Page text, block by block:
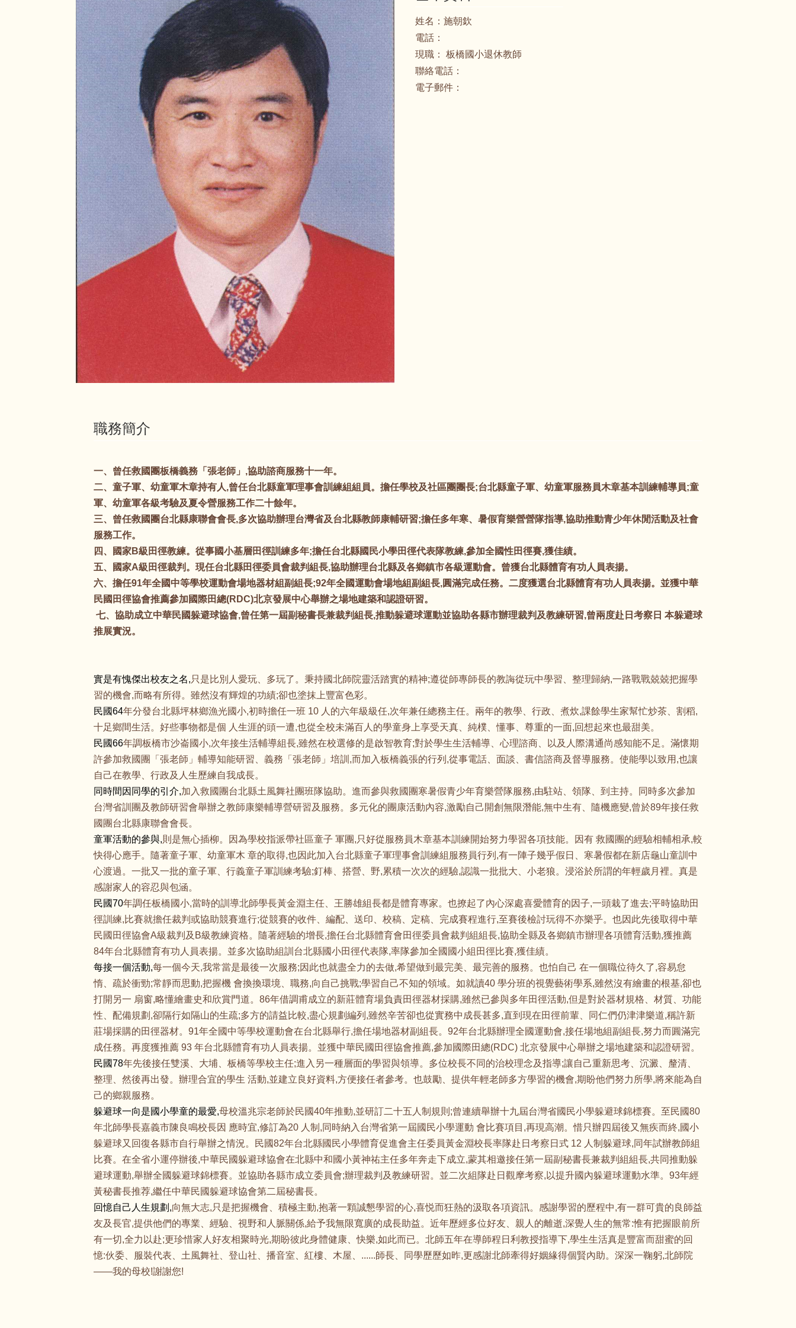
姓名： 施朝欽
電話：
現職：
板橋國小退休教師
聯絡電話：
電子郵件：
職務簡介
一、曾任救國團板橋義務「張老師」,協助諮商服務十一年。
二、童子軍、幼童軍木章持有人,曾任台北縣童軍理事會訓練組組員。擔任學校及社區團團長;台北縣童子軍、幼童軍服務員木章基本訓練輔導員;童
軍、幼童軍各級考驗及夏令營服務工作二十餘年。
三、曾任救國團台北縣康聯會會長,多次協助辦理台灣省及台北縣教師康輔研習;擔任多年寒、暑假育樂營營隊指導,協助推動青少年休閒活動及社會
服務工作。
四、國家B級田徑教練。從事國小基層田徑訓練多年;擔任台北縣國民小學田徑代表隊教練,參加全國性田徑賽,獲佳績。
五、國家A級田徑裁判。現任台北縣田徑委員會裁判組長,協助辦理台北縣及各鄉鎮市各級運動會。曾獲台北縣體育有功人員表揚。
六、擔任91年全國中等學校運動會場地器材組副組長;92年全國運動會場地組副組長,圓滿完成任務。二度獲選台北縣體育有功人員表揚。並獲中華
民國田徑協會推薦參加國際田總(RDC)北京發展中心舉辦之場地建築和認證研習。
七、協助成立中華民國躲避球協會,曾任第一屆副秘書長兼裁判組長,推動躲避球運動並協助各縣市辦理裁判及教練研習,曾兩度赴日考察日 本躲避球
推展實況。
實是有愧傑出校友之名, 只是比別人愛玩、多玩了。秉持國北師院靈活踏實的精神;遵從師專師長的教誨從玩中學習、整理歸納,一路戰戰兢兢把握學
習的機會,而略有所得。雖然沒有輝煌的功績;卻也塗抹上豐富色彩。
民國64年分發台北縣坪林鄉漁光國小,初時擔任一班 10 人的六年級級任,次年兼任總務主任。兩年的教學、行政、煮炊,課餘學生家幫忙炒茶、割稻,
十足鄉間生活。好些事物都是個 人生涯的頭一遭,也從全校未滿百人的學童身上享受天真、純樸、懂事、尊重的一面,回想起來也最甜美。
民國66年調板橋市沙崙國小,次年接生活輔導組長,雖然在校選修的是啟智教育;對於學生生活輔導、心理諮商、以及人際溝通尚感知能不足。滿懷期
許參加救國團「張老師」輔導知能研習、義務「張老師」培訓,而加入板橋義張的行列,從事電話、面談、書信諮商及督導服務。使能學以致用,也讓
自己在教學、行政及人生歷練自我成長。
同時間因同學的引介,加入救國團台北縣土風舞社團班隊協助。進而參與救國團寒暑假青少年育樂營隊服務,由駐站、領隊、到主持。同時多次參加
台灣省訓團及教師研習會舉辦之教師康樂輔導營研習及服務。多元化的團康活動內容,激勵自己開創無限潛能,無中生有、隨機應變,曾於89年接任救
國團台北縣康聯會會長。
童軍活動的參與,則是無心插柳。因為學校指派帶社區童子 軍團, 只好從服務員木章基本訓練開始努力學習各項技能。因有 救國團的經驗相輔相承,較
快得心應手。隨著童子軍、幼童軍木 章的取得,也因此加入台北縣童子軍理事會訓練組服務員行列,有一陣子幾乎假日、寒暑假都在新店龜山童訓中
心渡過。一批又一批的童子軍、行義童子軍訓練考驗;釘棒、搭營、野,累積一次次的經驗,認識一批批大、小老狼。浸浴於所謂的年輕歲月裡。真是
感謝家人的容忍與包涵。
民國70年調任板橋國小,當時的訓導北師學長黃金淵主任、王勝雄組長都是體育專家。也撩起了內心深處喜愛體育的因子,一頭栽了進去;平時協助田
徑訓練,比賽就擔任裁判或協助競賽進行;從競賽的收件、編配、送印、校稿、定稿、完成賽程進行,至賽後檢討玩得不亦樂乎。也因此先後取得中華
民國田徑協會A級裁判及B級教練資格。隨著經驗的增長,擔任台北縣體育會田徑委員會裁判組組長,協助全縣及各鄉鎮市辦理各項體育活動,獲推薦
84年台北縣體育有功人員表揚。並多次協助組訓台北縣國小田徑代表隊,率隊參加全國國小組田徑比賽,獲佳績。
每接一個活動,每一個今天,我常當是最後一次服務;因此也就盡全力的去做,希望做到最完美、最完善的服務。也怕自己 在一個職位待久了,容易怠
惰、疏於衝勁;常靜而思動,把握機 會換換環境、職務,向自己挑戰;學習自己不知的領域。如就讀40 學分班的視覺藝術學系,雖然沒有繪畫的根基,卻也
打開另一 扇窗,略懂繪畫史和欣賞門道。86年借調甫成立的新莊體育場負責田徑器材採購,雖然已參與多年田徑活動,但是對於器材規格、材質、功能
性、配備規劃,卻隔行如隔山的生疏;多方的請益比較,盡心規劃編列,雖然辛苦卻也從實務中成長甚多,直到現在田徑前輩、同仁們仍津津樂道,稱許新
莊場採購的田徑器材。91年全國中等學校運動會在台北縣舉行,擔任場地器材副組長。92年台北縣辦理全國運動會,接任場地組副組長,努力而圓滿完
成任務。再度獲推薦 93 年台北縣體育有功人員表揚。並獲中華民國田徑協會推薦,參加國際田總(RDC) 北京發展中心舉辦之場地建築和認證研習。
民國78年先後接任雙溪、大埔、板橋等學校主任;進入另一種層面的學習與領導。多位校長不同的治校理念及指導;讓自己重新思考、沉澱、釐清、
整理、然後再出發。辦理合宜的學生 活動,並建立良好資料,方便接任者參考。也鼓勵、提供年輕老師多方學習的機會,期盼他們努力所學,將來能為自
己的鄉親服務。
躲避球一向是國小學童的最愛,母校溫兆宗老師於民國40年推動,並研訂二十五人制規則;曾連續舉辦十九屆台灣省國民小學躲避球錦標賽。至民國80
年北師學長嘉義市陳良鳴校長因 應時宜,修訂為20 人制,同時納入台灣省第一屆國民小學運動 會比賽項目,再現高潮。惜只辦四屆後又無疾而終,國小
躲避球又回復各縣市自行舉辦之情況。民國82年台北縣國民小學體育促進會主任委員黃金淵校長率隊赴日考察日式 12 人制躲避球,同年試辦教師組
比賽。在全省小運停辦後,中華民國躲避球協會在北縣中和國小黃神祐主任多年奔走下成立,蒙其相邀接任第一屆副秘書長兼裁判組組長,共同推動躲
避球運動,舉辦全國躲避球錦標賽。並協助各縣市成立委員會;辦理裁判及教練研習。並二次組隊赴日觀摩考察,以提升國內躲避球運動水準。93年經
黃秘書長推荐,繼任中華民國躲避球協會第二屆秘書長。
回憶自己人生規劃,向無大志,只是把握機會、積極主動,抱著一顆誠懇學習的心,喜悦而狂熱的汲取各項資訊。感謝學習的歷程中,有一群可貴的良師益
友及長官,提供他們的專業、經驗、視野和人脈關係,給予我無限寬廣的成長助益。近年歷經多位好友、親人的離逝,深覺人生的無常:惟有把握眼前所
有一切,全力以赴;更珍惜家人好友相聚時光,期盼彼此身體健康、快樂,如此而已。北師五年在導師程日利教授指導下,學生生活真是豐富而甜蜜的回
憶:伙委、服裝代表、土風舞社、登山社、播音室、紅樓、木屋、......師長、同學歷歷如昨,更感謝北師牽得好姻緣得個賢內助。深深一鞠躬,北師院
——我的母校!謝謝您!